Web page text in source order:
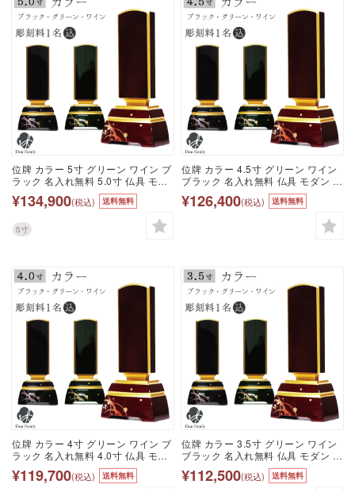
位牌 カラー 5寸 グリーン ワイン ブ
ラック 名入れ無料 5.0寸 仏具 モダ
ン 現代位牌 49日 四十九日 法要 名
入れ 彫刻 名前 戒名 梵字 終活 供養
水子 水子供養 本位牌 蒔絵 漆器 漆
工芸 金 金紛 赤 ボルドー ワインレ
ッド グリーン 黒
¥134,900(税込) 送料無料
5寸
位牌 カラー 4.5寸 グリーン ワイン
ブラック 名入れ無料 仏具 モダン 現
代位牌 49日 四十九日 法要 名入れ
彫刻 名前 戒名 梵字 終活 供養 水子
水子供養 本位牌 蒔絵 漆器 漆工芸
金 金紛 赤 ボルドー ワインレッド
¥126,400(税込) 送料無料
位牌 カラー 4寸 グリーン ワイン ブ
ラック 名入れ無料 4.0寸 仏具 モダ
ン 現代位牌 49日 四十九日 法要 名
入れ 彫刻 名前 戒名 梵字 終活 供養
¥119,700(税込) 送料無料
位牌 カラー 3.5寸 グリーン ワイン
ブラック 名入れ無料 仏具 モダン 現
代位牌 49日 四十九日 法要 名入れ
彫刻 名前 戒名 梵字 終活 供養 水子
¥112,500(税込) 送料無料